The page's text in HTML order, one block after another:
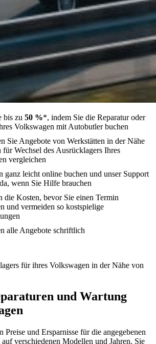
bis zu 50 %*, indem Sie die Reparatur oder
Volkswagen mit Autobutler buchen
Sie Angebote von Werkstätten in der Nähe
Wechsel des Ausrücklagers Ihres
vergleichen
ganz leicht online buchen und unser Support
wenn Sie Hilfe brauchen
die Kosten, bevor Sie einen Termin
und vermeiden so kostspielige
alle Angebote schriftlich
für ihres Volkswagen in der Nähe von
und Wartung
Preise und Ersparnisse für die angegebenen
verschiedenen Modellen und Jahren. Sie